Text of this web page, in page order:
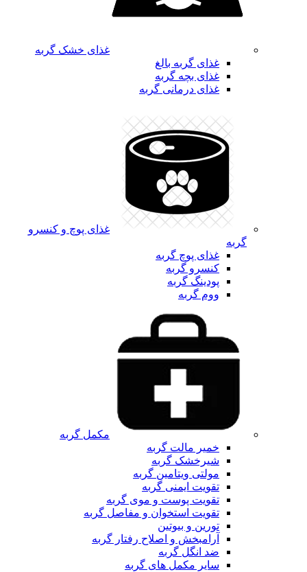
غذای خشک گربه
غذای گربه بالغ
غذای بچه گربه
غذای درمانی گربه
غذای پوچ و کنسرو
گربه
غذای پوچ گربه
کنسرو گربه
پودینگ گربه
ووم گربه
مکمل گربه
خمیر مالت گربه
شیرخشک گربه
مولتی ویتامین گربه
تقویت ایمنی گربه
تقویت پوست و موی گربه
تقویت استخوان و مفاصل گربه
تورین و بیوتین
آرامبخش و اصلاح رفتار گربه
ضد انگل گربه
سایر مکمل های گربه